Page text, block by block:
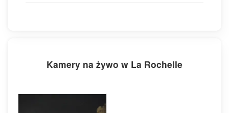
Kamery na żywo w La Rochelle